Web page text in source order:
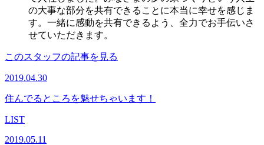
の大事な部分を共有できることに本当に幸せを感じま
す。一緒に感動を共有できるよう、全力でお手伝いさ
せていただきます。
このスタッフの記事を見る
2019.04.30
住んでるところを魅せちゃいます！
LIST
2019.05.11